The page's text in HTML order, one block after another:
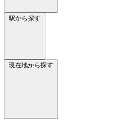
駅から探す
現在地から探す